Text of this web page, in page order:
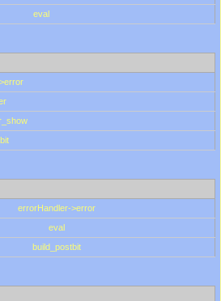
eval
errorHandler->error
eval
build_postbit